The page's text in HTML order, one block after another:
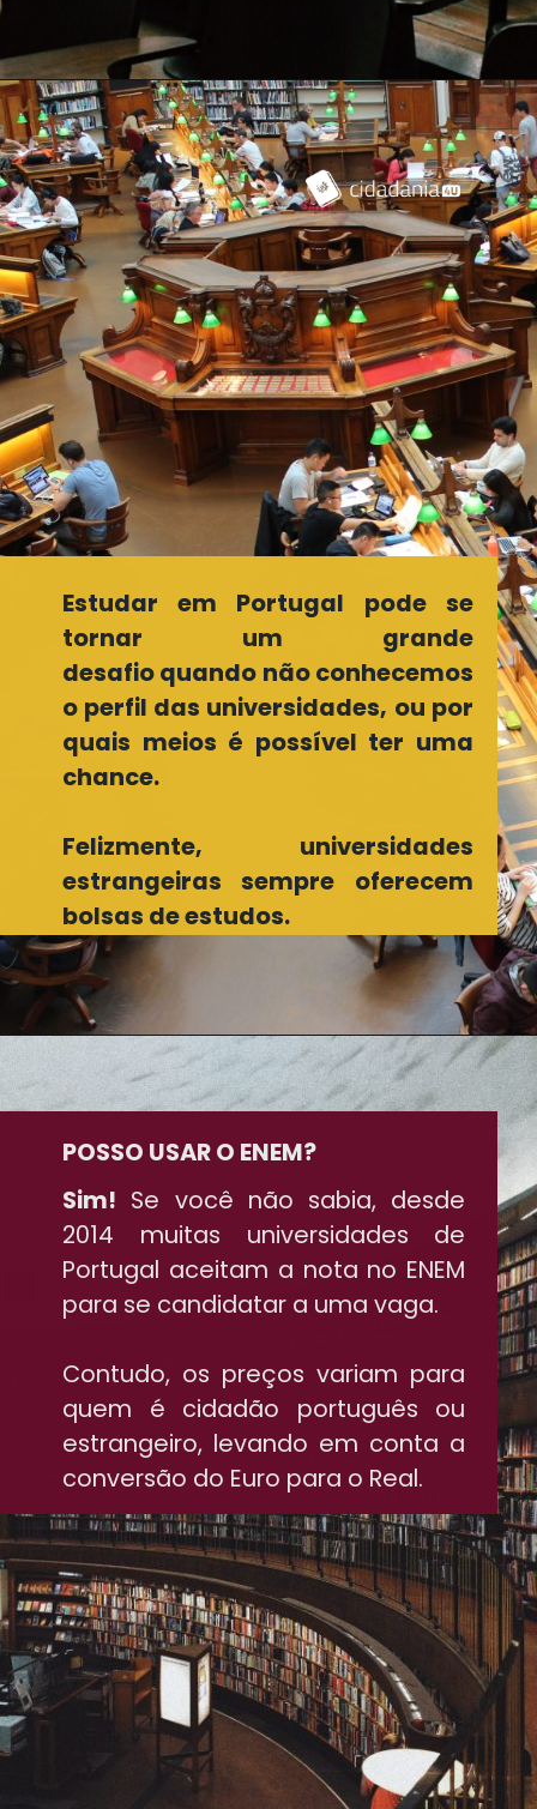
Estudar em Portugal pode se
tornar um grande
desafio quando não conhecemos
o perfil das universidades, ou por
quais meios é possível ter uma
chance.
Felizmente, universidades
estrangeiras sempre oferecem
bolsas de estudos.
Sim! Se você não sabia, desde
2014 muitas universidades de
Portugal aceitam a nota no ENEM
para se candidatar a uma vaga.
Contudo, os preços variam para
quem é cidadão português ou
estrangeiro, levando em conta a
conversão do Euro para o Real.
POSSO USAR O ENEM?